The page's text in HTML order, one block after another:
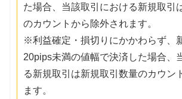
た場合、当該取引における新規取引
のカウントから除外されます。
※利益確定・損切りにかかわらず、
20pips未満の値幅で決済した場合、
る新規取引は新規取引数量のカウン
ます。